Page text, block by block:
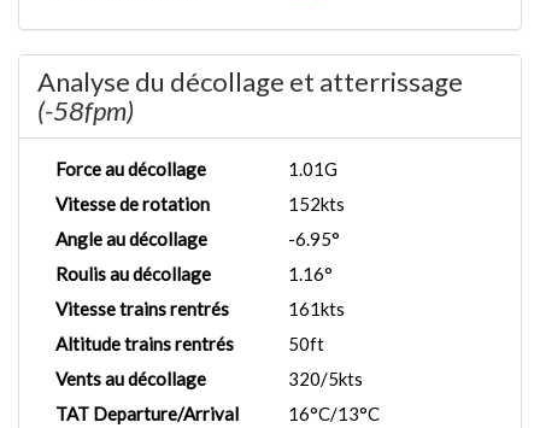
Analyse du décollage et atterrissage
(-58fpm)
Force au décollage
1.01G
Vitesse de rotation
152kts
Angle au décollage
-6.95°
Roulis au décollage
1.16°
Vitesse trains rentrés
161kts
Altitude trains rentrés
50ft
Vents au décollage
320/5kts
TAT Departure/Arrival
16°C/13°C